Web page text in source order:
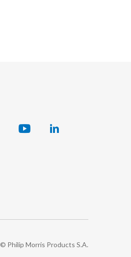
© Philip Morris Products S.A.